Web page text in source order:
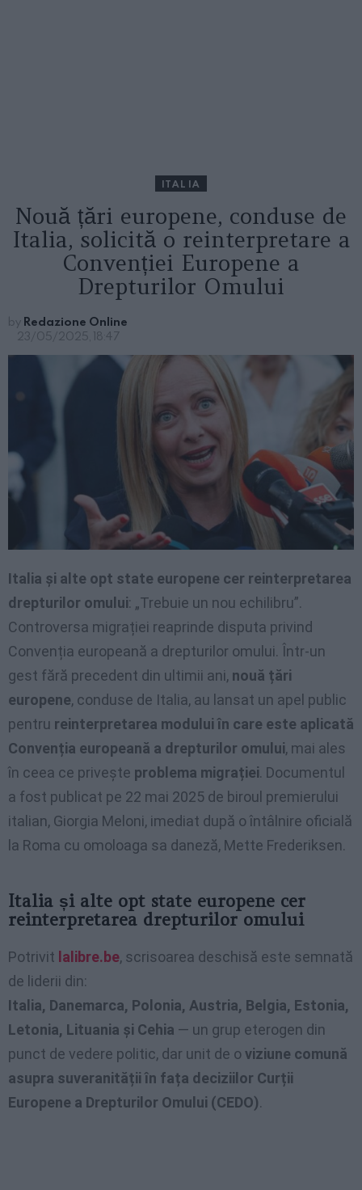
ITALIA
Nouă țări europene, conduse de
Italia, solicită o reinterpretare a
Convenției Europene a
Drepturilor Omului
by Redazione Online
23/05/2025, 18:47
Italia și alte opt state europene cer reinterpretarea
drepturilor omului: „Trebuie un nou echilibru”.
Controversa migrației reaprinde disputa privind
Convenția europeană a drepturilor omului. Într-un
gest fără precedent din ultimii ani, nouă țări
europene, conduse de Italia, au lansat un apel public
pentru reinterpretarea modului în care este aplicată
Convenția europeană a drepturilor omului, mai ales
în ceea ce privește problema migrației. Documentul
a fost publicat pe 22 mai 2025 de biroul premierului
italian, Giorgia Meloni, imediat după o întâlnire oficială
la Roma cu omoloaga sa daneză, Mette Frederiksen.
Italia și alte opt state europene cer
reinterpretarea drepturilor omului
Potrivit lalibre.be, scrisoarea deschisă este semnată
de liderii din:
Italia, Danemarca, Polonia, Austria, Belgia, Estonia,
Letonia, Lituania și Cehia — un grup eterogen din
punct de vedere politic, dar unit de o viziune comună
asupra suveranității în fața deciziilor Curții
Europene a Drepturilor Omului (CEDO).